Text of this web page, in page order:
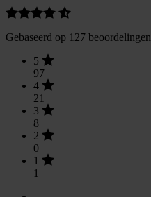
Gebaseerd op 127 beoordelingen
5
97
4
21
3
8
2
0
1
1